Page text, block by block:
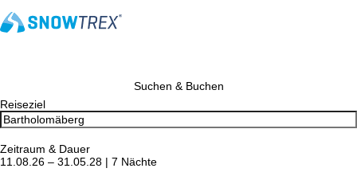
Suchen & Buchen
Reiseziel
Zeitraum & Dauer
11.08.26 – 31.05.28 | 7 Nächte